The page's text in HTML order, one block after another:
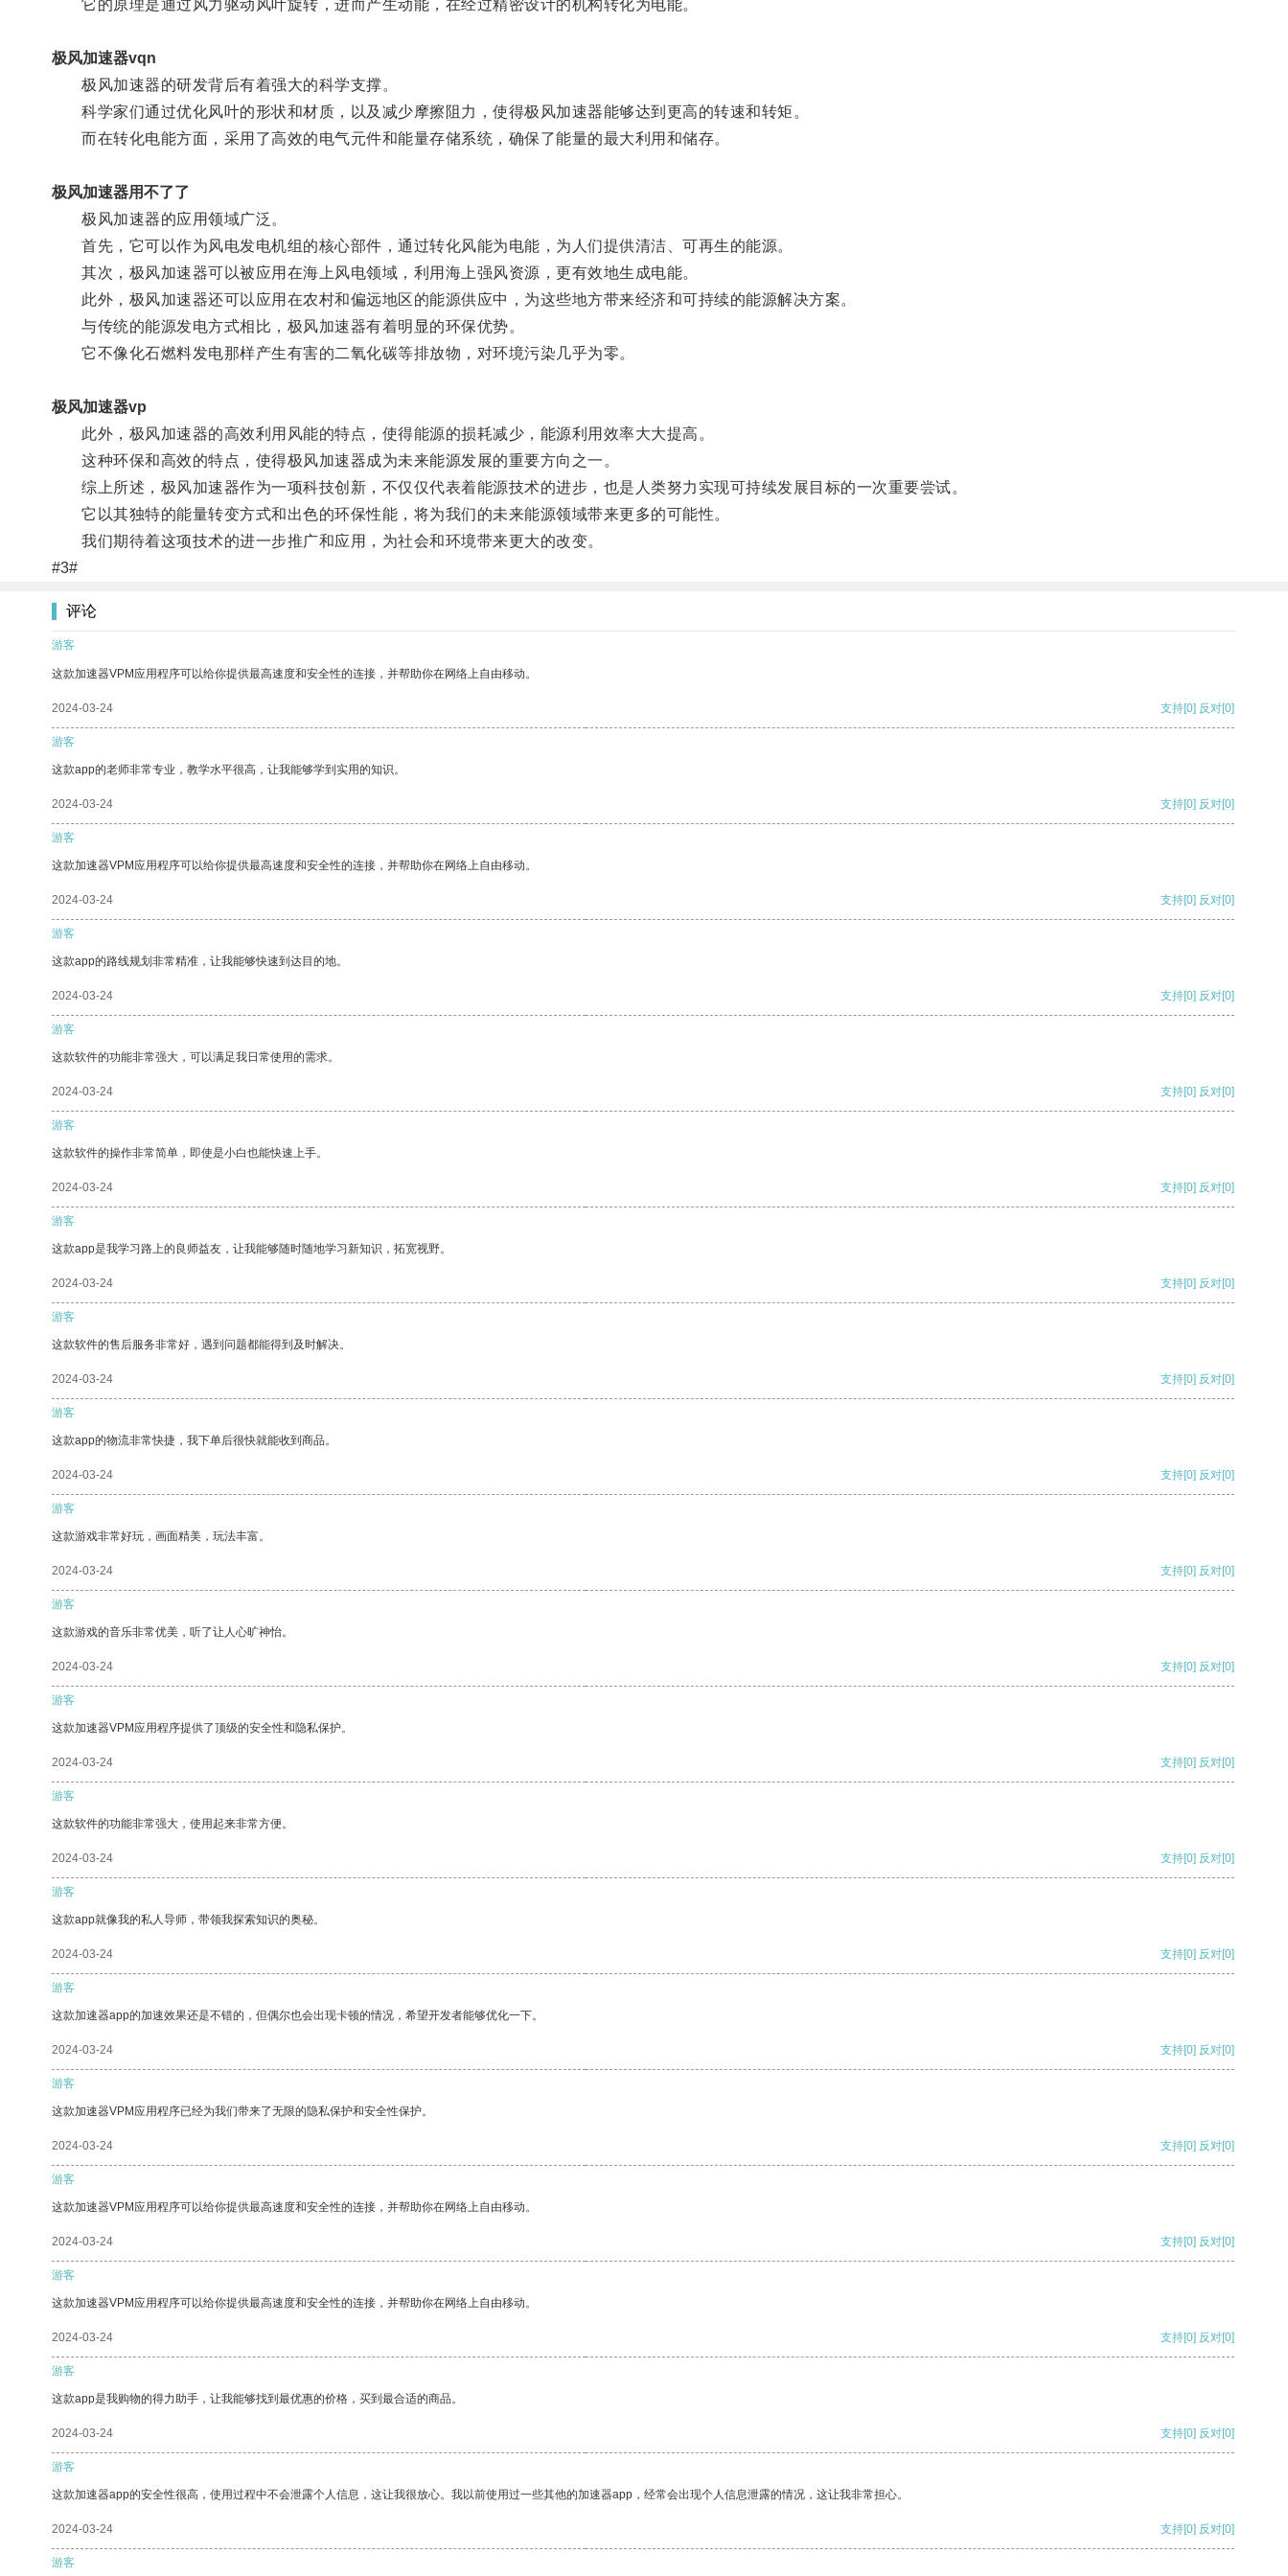
它的原理是通过风力驱动风叶旋转，进而产生动能，在经过精密设计的机构转化为电能。
极风加速器vqn
极风加速器的研发背后有着强大的科学支撑。
科学家们通过优化风叶的形状和材质，以及减少摩擦阻力，使得极风加速器能够达到更高的转速和转矩。
而在转化电能方面，采用了高效的电气元件和能量存储系统，确保了能量的最大利用和储存。
极风加速器用不了了
极风加速器的应用领域广泛。
首先，它可以作为风电发电机组的核心部件，通过转化风能为电能，为人们提供清洁、可再生的能源。
其次，极风加速器可以被应用在海上风电领域，利用海上强风资源，更有效地生成电能。
此外，极风加速器还可以应用在农村和偏远地区的能源供应中，为这些地方带来经济和可持续的能源解决方案。
与传统的能源发电方式相比，极风加速器有着明显的环保优势。
它不像化石燃料发电那样产生有害的二氧化碳等排放物，对环境污染几乎为零。
极风加速器vp
此外，极风加速器的高效利用风能的特点，使得能源的损耗减少，能源利用效率大大提高。
这种环保和高效的特点，使得极风加速器成为未来能源发展的重要方向之一。
综上所述，极风加速器作为一项科技创新，不仅仅代表着能源技术的进步，也是人类努力实现可持续发展目标的一次重要尝试。
它以其独特的能量转变方式和出色的环保性能，将为我们的未来能源领域带来更多的可能性。
我们期待着这项技术的进一步推广和应用，为社会和环境带来更大的改变。
#3#
评论
游客
这款加速器VPM应用程序可以给你提供最高速度和安全性的连接，并帮助你在网络上自由移动。
2024-03-24 支持[0] 反对[0]
游客
这款app的老师非常专业，教学水平很高，让我能够学到实用的知识。
2024-03-24 支持[0] 反对[0]
游客
这款加速器VPM应用程序可以给你提供最高速度和安全性的连接，并帮助你在网络上自由移动。
2024-03-24 支持[0] 反对[0]
游客
这款app的路线规划非常精准，让我能够快速到达目的地。
2024-03-24 支持[0] 反对[0]
游客
这款软件的功能非常强大，可以满足我日常使用的需求。
2024-03-24 支持[0] 反对[0]
游客
这款软件的操作非常简单，即使是小白也能快速上手。
2024-03-24 支持[0] 反对[0]
游客
这款app是我学习路上的良师益友，让我能够随时随地学习新知识，拓宽视野。
2024-03-24 支持[0] 反对[0]
游客
这款软件的售后服务非常好，遇到问题都能得到及时解决。
2024-03-24 支持[0] 反对[0]
游客
这款app的物流非常快捷，我下单后很快就能收到商品。
2024-03-24 支持[0] 反对[0]
游客
这款游戏非常好玩，画面精美，玩法丰富。
2024-03-24 支持[0] 反对[0]
游客
这款游戏的音乐非常优美，听了让人心旷神怡。
2024-03-24 支持[0] 反对[0]
游客
这款加速器VPM应用程序提供了顶级的安全性和隐私保护。
2024-03-24 支持[0] 反对[0]
游客
这款软件的功能非常强大，使用起来非常方便。
2024-03-24 支持[0] 反对[0]
游客
这款app就像我的私人导师，带领我探索知识的奥秘。
2024-03-24 支持[0] 反对[0]
游客
这款加速器app的加速效果还是不错的，但偶尔也会出现卡顿的情况，希望开发者能够优化一下。
2024-03-24 支持[0] 反对[0]
游客
这款加速器VPM应用程序已经为我们带来了无限的隐私保护和安全性保护。
2024-03-24 支持[0] 反对[0]
游客
这款加速器VPM应用程序可以给你提供最高速度和安全性的连接，并帮助你在网络上自由移动。
2024-03-24 支持[0] 反对[0]
游客
这款加速器VPM应用程序可以给你提供最高速度和安全性的连接，并帮助你在网络上自由移动。
2024-03-24 支持[0] 反对[0]
游客
这款app是我购物的得力助手，让我能够找到最优惠的价格，买到最合适的商品。
2024-03-24 支持[0] 反对[0]
游客
这款加速器app的安全性很高，使用过程中不会泄露个人信息，这让我很放心。我以前使用过一些其他的加速器app，经常会出现个人信息泄露的情况，这让我非常担心。
2024-03-24 支持[0] 反对[0]
游客